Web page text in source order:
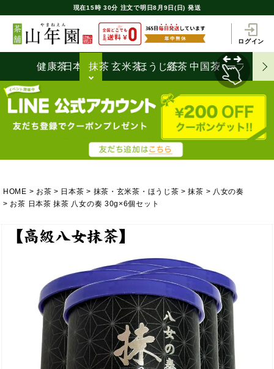
現在15時 30分 注文で明日8月9日(日) 発送
ログイン
健康茶日本茶抹茶 玄米茶ほうじ茶
紅茶 中国茶ハーブティ
HOME お茶 日本茶 抹茶・玄米茶・ほうじ茶 抹茶
八女の奏
お茶 日本茶 抹茶 八女の奏 30g×6個セット